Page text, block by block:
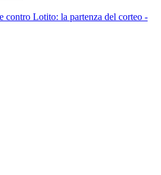
contro Lotito: la partenza del corteo -